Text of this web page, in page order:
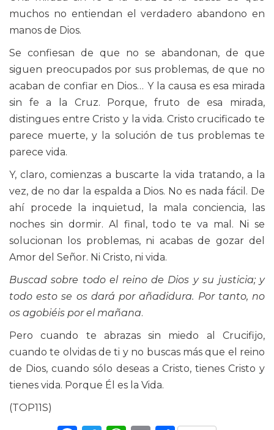
muchos no entiendan el verdadero abandono en
manos de Dios.
Se confiesan de que no se abandonan, de que
siguen preocupados por sus problemas, de que no
acaban de confiar en Dios… Y la causa es esa mirada
sin fe a la Cruz. Porque, fruto de esa mirada,
distingues entre Cristo y la vida. Cristo crucificado te
parece muerte, y la solución de tus problemas te
parece vida.
Y, claro, comienzas a buscarte la vida tratando, a la
vez, de no dar la espalda a Dios. No es nada fácil. De
ahí procede la inquietud, la mala conciencia, las
noches sin dormir. Al final, todo te va mal. Ni se
solucionan los problemas, ni acabas de gozar del
Amor del Señor. Ni Cristo, ni vida.
Buscad sobre todo el reino de Dios y su justicia; y
todo esto se os dará por añadidura. Por tanto, no
os agobiéis por el mañana.
Pero cuando te abrazas sin miedo al Crucifijo,
cuando te olvidas de ti y no buscas más que el reino
de Dios, cuando sólo deseas a Cristo, tienes Cristo y
tienes vida. Porque Él es la Vida.
(TOP11S)